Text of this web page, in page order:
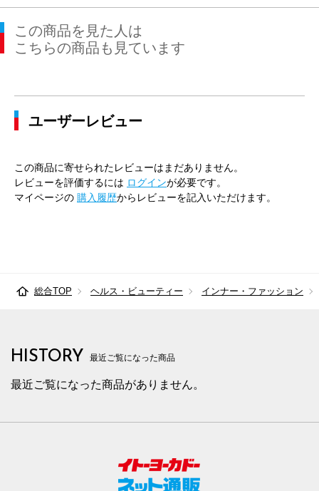
この商品を見た人は
こちらの商品も見ています
ユーザーレビュー
この商品に寄せられたレビューはまだありません。
レビューを評価するには ログインが必要です。
マイページの 購入履歴からレビューを記入いただけます。
総合TOP ヘルス・ビューティー インナー・ファッション
HISTORY 最近ご覧になった商品
最近ご覧になった商品がありません。